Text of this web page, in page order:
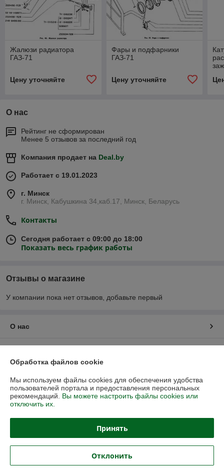
Жалюзи радиатора
ГАЗ-71
Цену уточняйте
Фары и подфарники
ГАЗ-71
Цену уточняйте
О нас
Рейтинг не сформирован
Менее 5 отзывов за последний год
Компания продает на Deal.by
Работает с 19.01.2023
г. Минск
г. Минск, Кабушкина 34,каб.17, Минск, Беларусь
Контакты
Сегодня работает с 09:00 до 18:00
Показать весь график работы
Отзывы о магазине
У компании пока нет отзывов, добавьте первый
О нас
График работы
Полная версия сайта
Политика обработки cookies
Сайт создан на платформе Deal.by
Обработка файлов cookie
Мы используем файлы cookies для обеспечения удобства
пользователей портала и предоставления персональных
рекомендаций. Вы можете настроить файлы cookies или
отключить их.
Принять
Отклонить